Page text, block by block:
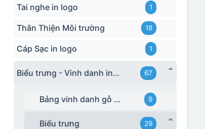
Tai nghe in logo 1
Thân Thiện Môi trường 18
Cáp Sạc in logo 1
Biểu trưng - Vinh danh in logo 67
Bảng vinh danh gỗ đồng 9
Biểu trưng 29